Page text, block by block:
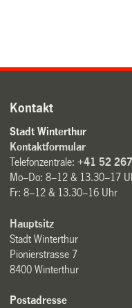
Kontakt
Stadt Winterthur
Kontaktformular
Telefonzentrale:+41 52
Mo–Do: 8–12 & 13.30–17
Fr: 8–12 & 13.30–16 Uhr
Hauptsitz
Stadt Winterthur
Pionierstrasse 7
8400 Winterthur
Postadresse